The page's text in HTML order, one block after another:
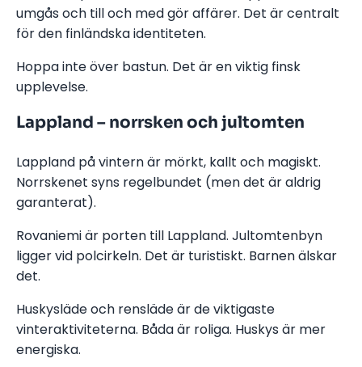
umgås och till och med gör affärer. Det är centralt
för den finländska identiteten.
Hoppa inte över bastun. Det är en viktig finsk
upplevelse.
Lappland – norrsken och jultomten
Lappland på vintern är mörkt, kallt och magiskt.
Norrskenet syns regelbundet (men det är aldrig
garanterat).
Rovaniemi är porten till Lappland. Jultomtenbyn
ligger vid polcirkeln. Det är turistiskt. Barnen älskar
det.
Huskysläde och rensläde är de viktigaste
vinteraktiviteterna. Båda är roliga. Huskys är mer
energiska.